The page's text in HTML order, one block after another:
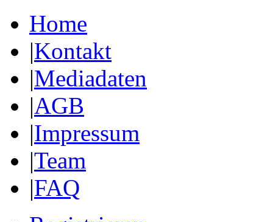
Home
|Kontakt
|Mediadaten
|AGB
|Impressum
|Team
|FAQ